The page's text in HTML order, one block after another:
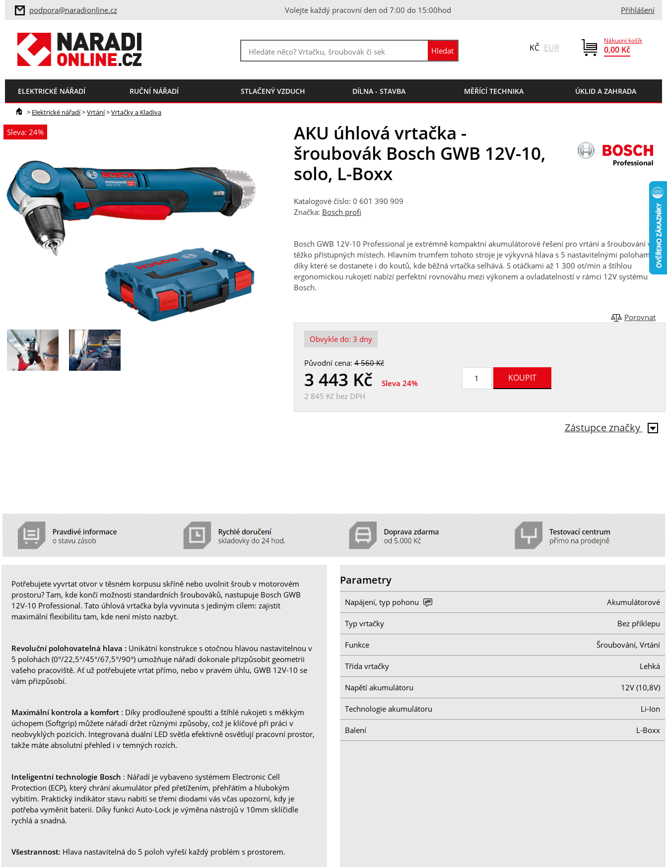
podpora@naradionline.cz Volejte každý pracovní den od 7:00 do 15:00hod Přihlášení
Nákupní košík
0,00 Kč
KČ EUR
ELEKTRICKÉ NÁŘADÍ RUČNÍ NÁŘADÍ STLAČENÝ VZDUCH DÍLNA - STAVBA MĚŘÍCÍ TECHNIKA ÚKLID A ZAHRADA
> Elektrické nářadí>Vrtání>Vrtačky a Kladiva
Sleva: 24%
AKU úhlová vrtačka -
šroubovák Bosch GWB 12V-10,
solo, L-Boxx
Katalogové číslo: 0 601 390 909
Značka: Bosch profi
Bosch GWB 12V-10 Professional je extrémně kompaktní akumulátorové řešení pro vrtání a šroubování v
těžko přístupných místech. Hlavním trumfem tohoto stroje je výkyvná hlava s 5 nastavitelnými polohami,
díky které se dostanete i do koutů, kde běžná vrtačka selhává. S otáčkami až 1 300 ot/min a štíhlou
ergonomickou rukojetí nabízí perfektní rovnováhu mezi výkonem a ovladatelností v rámci 12V systému
Bosch.
Porovnat
Obvykle do: 3 dny
Původní cena:4 560 Kč
3 443 Kč
Sleva 24%
2 845 Kčbez DPH
Zástupce značky
Potřebujete vyvrtat otvor v těsném korpusu skříně nebo uvolnit šroub v motorovém
prostoru? Tam, kde končí možnosti standardních šroubováků, nastupuje Bosch GWB
12V-10 Professional. Tato úhlová vrtačka byla vyvinuta s jediným cílem: zajistit
maximální flexibilitu tam, kde není místo nazbyt.
Revoluční polohovatelná hlava : Unikátní konstrukce s otočnou hlavou nastavitelnou v
5 polohách (0°/22,5°/45°/67,5°/90°) umožňuje nářadí dokonale přizpůsobit geometrii
vašeho pracoviště. Ať už potřebujete vrtat přímo, nebo v pravém úhlu, GWB 12V-10 se
vám přizpůsobí.
Maximální kontrola a komfort : Díky prodloužené spoušti a štíhlé rukojeti s měkkým
úchopem (Softgrip) můžete nářadí držet různými způsoby, což je klíčové při práci v
neobvyklých pozicích. Integrovaná duální LED světla efektivně osvětlují pracovní prostor,
takže máte absolutní přehled i v temných rozích.
Inteligentní technologie Bosch : Nářadí je vybaveno systémem Electronic Cell
Protection (ECP), který chrání akumulátor před přetížením, přehřátím a hlubokým
vybitím. Praktický indikátor stavu nabití se třemi diodami vás včas upozorní, kdy je
potřeba vyměnit baterii. Díky funkci Auto-Lock je výměna nástrojů v 10mm sklíčidle
rychlá a snadná.
Všestrannost: Hlava nastavitelná do 5 poloh vyřeší každý problém s prostorem.
Parametry
Napájení, typ pohonu Akumulátorové
Typ vrtačky Bez příklepu
Funkce Šroubování, Vrtání
Třída vrtačky Lehká
Napětí akumulátoru 12V (10,8V)
Technologie akumulátoru Li-Ion
Balení L-Boxx